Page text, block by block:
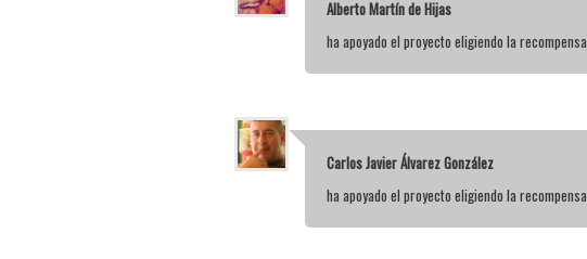
Alberto Martín de Hijas
ha apoyado el proyecto eligiendo la recompensa
Carlos Javier Álvarez González
ha apoyado el proyecto eligiendo la recompensa